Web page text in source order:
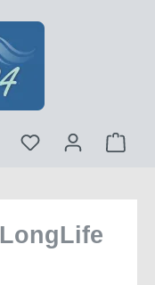
anzeigen